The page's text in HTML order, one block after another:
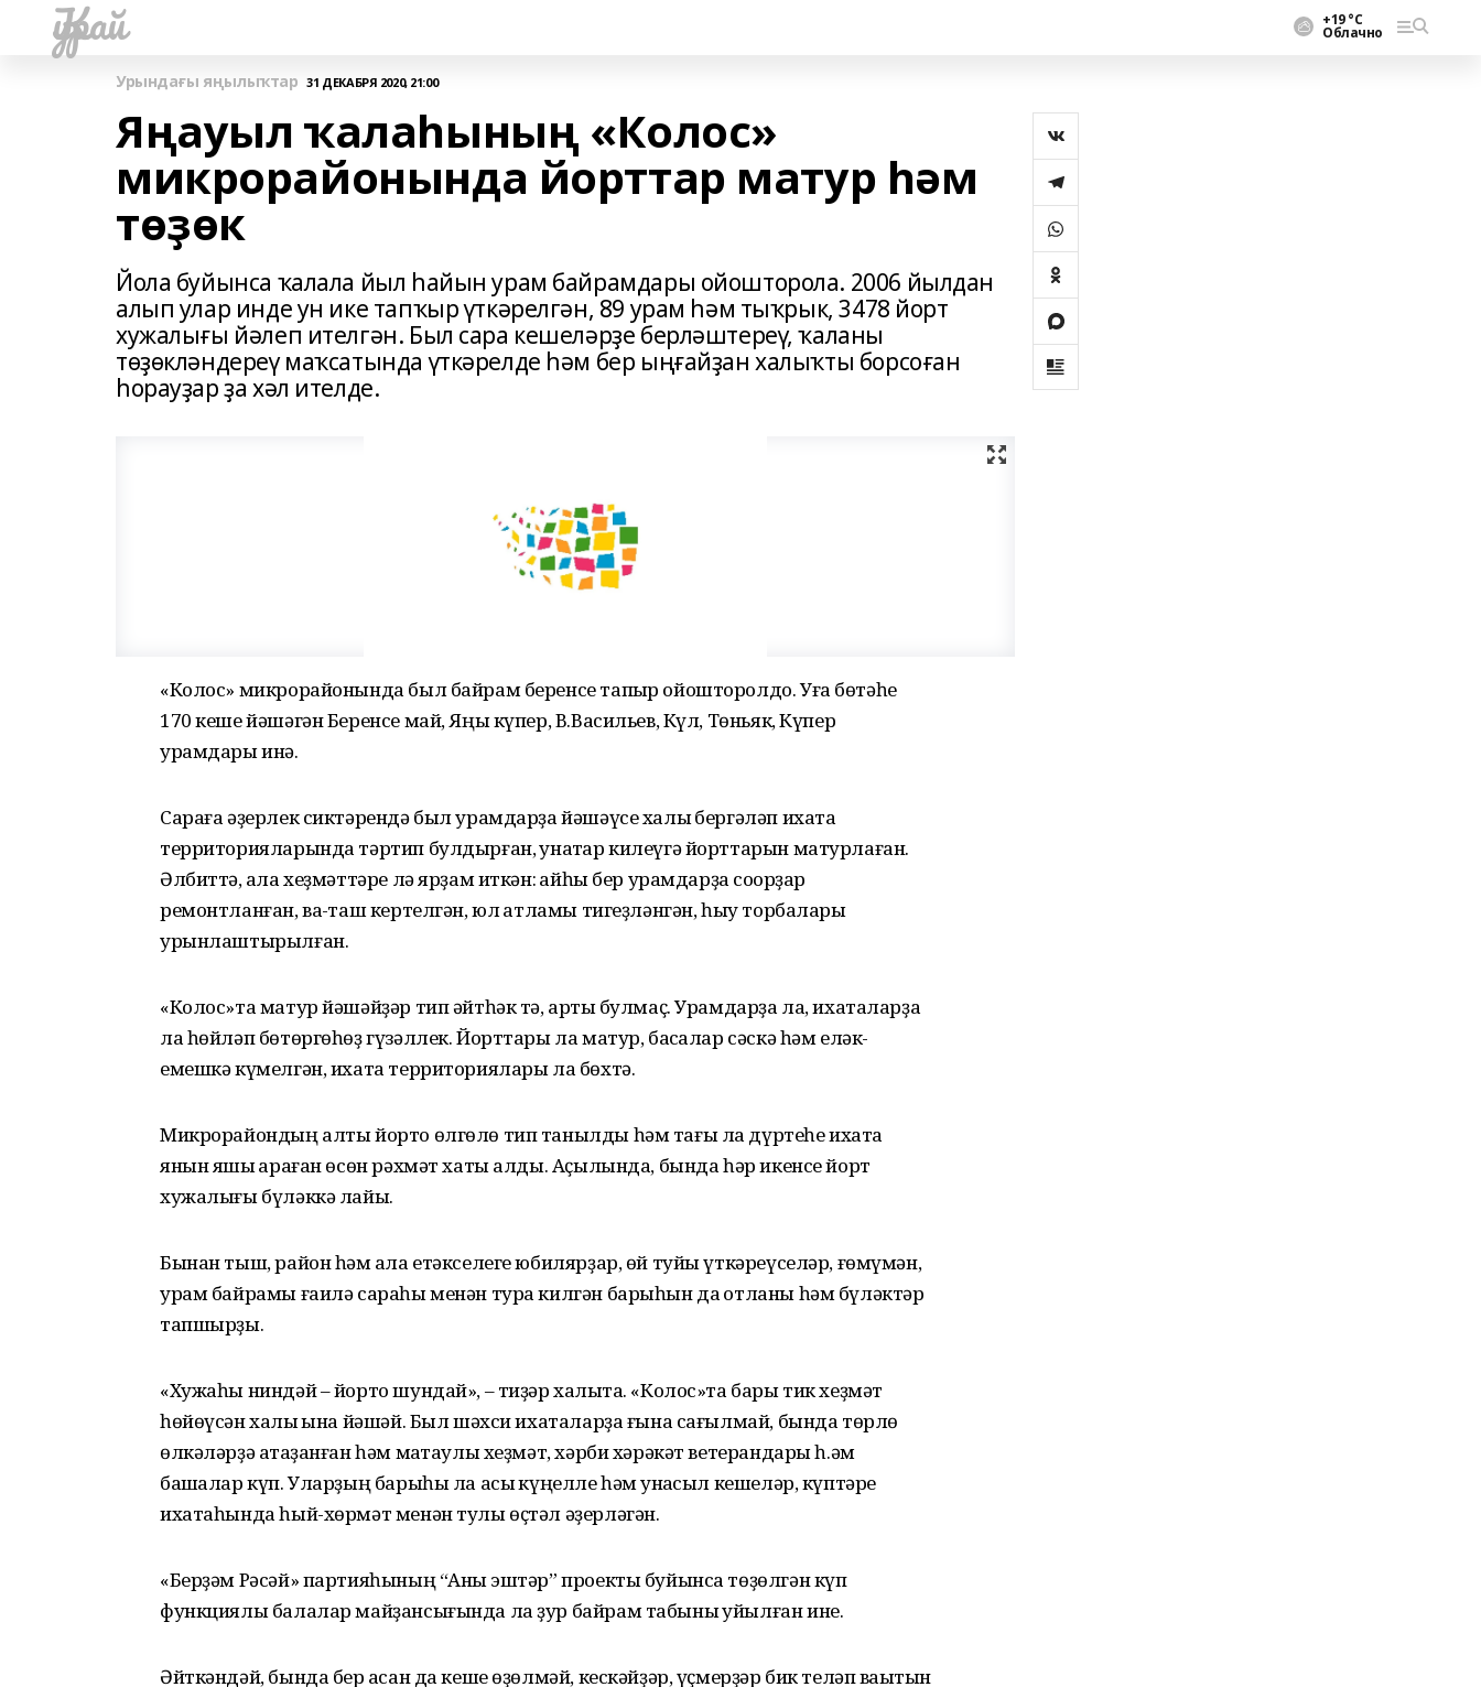
Ҡурай +19 °С
Облачно
Урындағы яңылыҡтар 31 ДЕКАБРЯ 2020, 21:00
Яңауыл ҡалаһының «Колос»
микрорайонында йорттар матур һәм
төҙөк
Йола буйынса ҡалала йыл һайын урам байрамдары ойошторола. 2006 йылдан
алып улар инде ун ике тапҡыр үткәрелгән, 89 урам һәм тыҡрык, 3478 йорт
хужалығы йәлеп ителгән. Был сара кешеләрҙе берләштереү, ҡаланы
төҙөкләндереү маҡсатында үткәрелде һәм бер ыңғайҙан халыҡты борсоған
һорауҙар ҙа хәл ителде.
«Колос» микрорайонында был байрам беренсе тапҡыр ойошторолдо. Уға бөтәһе
170 кеше йәшәгән Беренсе май, Яңы күпер, В.Васильев, Күл, Төньяк, Күпер
урамдары инә.
Сараға әҙерлек сиктәрендә был урамдарҙа йәшәүсе халыҡ бергәләп ихата
территорияларында тәртип булдырған, ҡунаҡтар килеүгә йорттарын матурлаған.
Әлбиттә, ҡала хеҙмәттәре лә ярҙам иткән: ҡайһы бер урамдарҙа соҡорҙар
ремонтланған, ваҡ-таш кертелгән, юл ҡатламы тигеҙләнгән, һыу торбалары
урынлаштырылған.
«Колос»та матур йәшәйҙәр тип әйтһәк тә, артыҡ булмаҫ. Урамдарҙа ла, ихаталарҙа
ла һөйләп бөтөргөһөҙ гүзәллек. Йорттары ла матур, баҡсалар сәскә һәм еләк-
емешкә күмелгән, ихата территориялары ла бөхтә.
Микрорайондың алты йорто өлгөлө тип танылды һәм тағы ла дүртеһе ихата
янын яҡшы ҡараған өсөн рәхмәт хаты алды. Аҫылында, бында һәр икенсе йорт
хужалығы бүләккә лайыҡ.
Бынан тыш, район һәм ҡала етәкселеге юбилярҙар, өй туйы үткәреүселәр, ғөмүмән,
урам байрамы ғаилә сараһы менән тура килгән барыһын да ҡотланы һәм бүләктәр
тапшырҙы.
«Хужаһы ниндәй – йорто шундай», – тиҙәр халыҡта. «Колос»та бары тик хеҙмәт
һөйөүсән халыҡ ҡына йәшәй. Был шәхси ихаталарҙа ғына сағылмай, бында төрлө
өлкәләрҙә атҡаҙанған һәм маҡтаулы хеҙмәт, хәрби хәрәкәт ветерандары һ.әм
башҡалар күп. Уларҙың барыһы ла асыҡ күңелле һәм ҡунаҡсыл кешеләр, күптәре
ихатаһында һый-хөрмәт менән тулы өҫтәл әҙерләгән.
«Берҙәм Рәсәй» партияһының “Аныҡ эштәр” проекты буйынса төҙөлгән күп
функциялы балалар майҙансығында ла ҙур байрам табыны ҡуйылған ине.
Әйткәндәй, бында бер ҡасан да кеше өҙөлмәй, кескәйҙәр, үҫмерҙәр бик теләп ваҡытын